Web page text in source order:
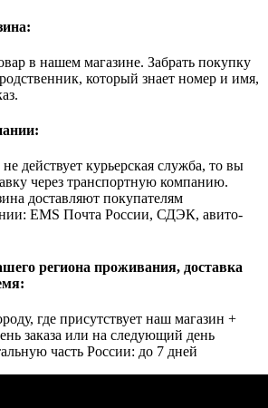
в нашем магазине. Забрать покупку
который знает номер и имя,
действует курьерская служба, то вы
через транспортную компанию.
доставляют покупателям
EMS Почта России, СДЭК, авито-
региона проживания, доставка
где присутствует наш магазин +
заказа или на следующий день
часть России: до 7 дней